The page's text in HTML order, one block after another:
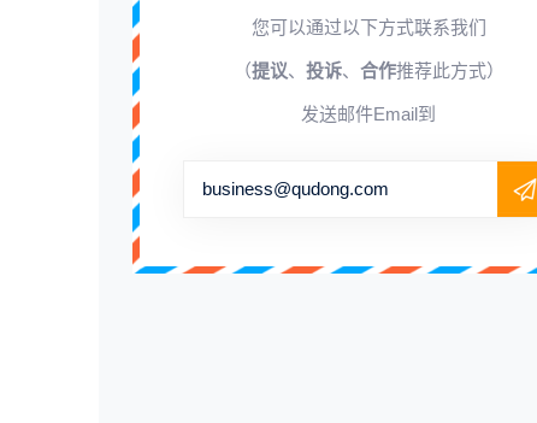
您可以通过以下方式联系我们
（提议、 投诉、 合作推荐此方式）
发送邮件Email到
business@qudong.com